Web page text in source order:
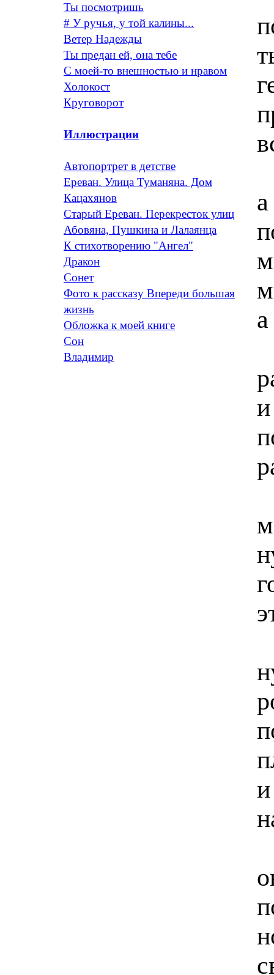
Ты посмотришь
# У ручья, у той калины...
Ветер Надежды
Ты предан ей, она тебе
С моей-то внешностью и нравом
Холокост
Круговорот
Иллюстрации
Автопортрет в детстве
Ереван. Улица Туманяна. Дом
Кацахянов
Старый Ереван. Перекресток улиц
Абовяна, Пушкина и Лалаянца
К стихотворению "Ангел"
Дракон
Сонет
Фото к рассказу Впереди большая
жизнь
Обложка к моей книге
Сон
Владимир